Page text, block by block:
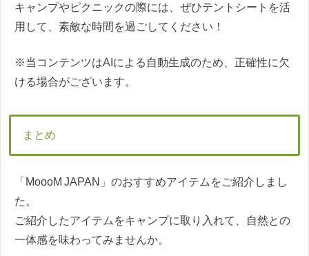
キャンプやピクニックの際には、ぜひテントシートを活
用して、素敵な時間を過ごしてください！
※当コンテンツはAIによる自動生成のため、正確性に欠
ける場合がございます。
まとめ
「MoooM JAPAN」のおすすめアイテムをご紹介しまし
た。
ご紹介したアイテムをキャンプに取り入れて、自然との
一体感を味わってみませんか。